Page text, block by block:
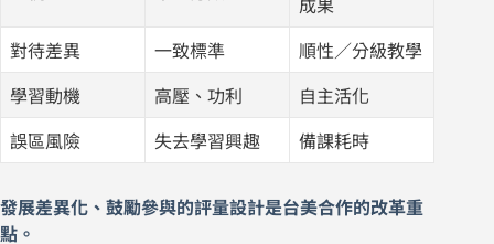
成果
對待差異 一致標準 順性／分級教學
學習動機 高壓、功利 自主活化
誤區風險 失去學習興趣 備課耗時
發展差異化、鼓勵參與的評量設計是台美合作的改革重
點。